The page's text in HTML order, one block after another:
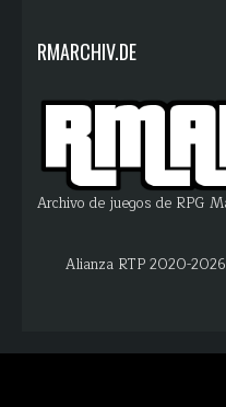
RMARCHIV.DE
Archivo de juegos de RPG
Alianza RTP 2020-